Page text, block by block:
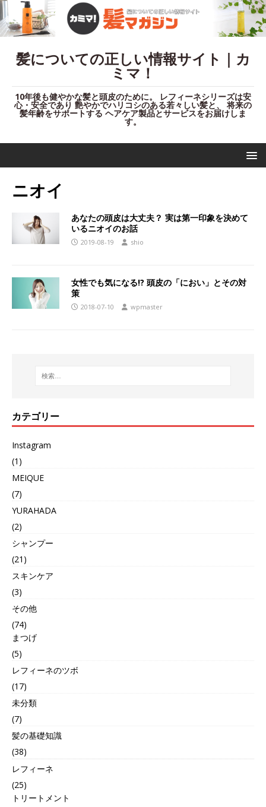
髪についての正しい情報サイト｜カ
ミマ！
10年後も健やかな髪と頭皮のために。 レフィーネシリーズは安
心・安全であり 艶やかでハリコシのある若々しい髪と、 将来の
髪年齢をサポートする ヘアケア製品とサービスをお届けしま
す。
ニオイ
あなたの頭皮は大丈夫？ 実は第一印象を決めて
いるニオイのお話
2019-08-19 shio
女性でも気になる!? 頭皮の「におい」とその対
策
2018-07-10 wpmaster
カテゴリー
Instagram
(1)
MEIQUE
(7)
YURAHADA
(2)
シャンプー
(21)
スキンケア
(3)
その他
(74)
まつげ
(5)
レフィーネのツボ
(17)
未分類
(7)
髪の基礎知識
(38)
レフィーネ
(25)
トリートメント